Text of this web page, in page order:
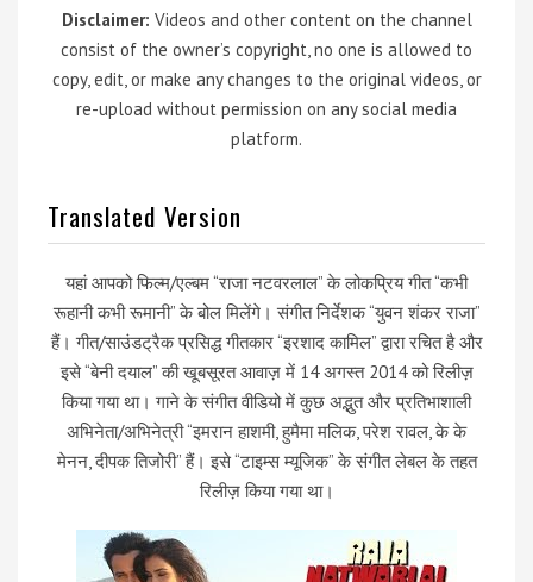
Disclaimer: Videos and other content on the channel
consist of the owner’s copyright, no one is allowed to
copy, edit, or make any changes to the original videos, or
re-upload without permission on any social media
platform.
Translated Version
यहां आपको फिल्म/एल्बम “राजा नटवरलाल” के लोकप्रिय गीत “कभी
रूहानी कभी रूमानी” के बोल मिलेंगे। संगीत निर्देशक “युवन शंकर राजा”
हैं। गीत/साउंडट्रैक प्रसिद्ध गीतकार “इरशाद कामिल” द्वारा रचित है और
इसे “बेनी दयाल” की खूबसूरत आवाज़ में 14 अगस्त 2014 को रिलीज़
किया गया था। गाने के संगीत वीडियो में कुछ अद्भुत और प्रतिभाशाली
अभिनेता/अभिनेत्री “इमरान हाशमी, हुमैमा मलिक, परेश रावल, के के
मेनन, दीपक तिजोरी” हैं। इसे “टाइम्स म्यूजिक” के संगीत लेबल के तहत
रिलीज़ किया गया था।